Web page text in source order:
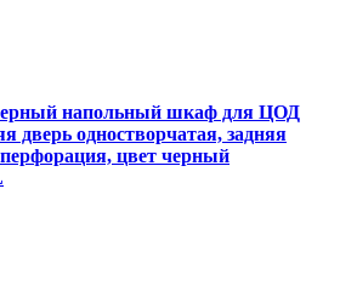
напольный шкаф для ЦОД
дверь одностворчатая, задняя
цвет черный